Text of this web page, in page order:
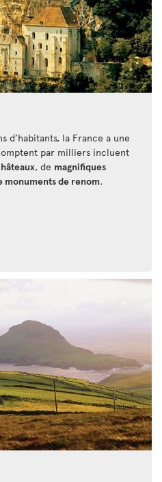
d’habitants, la France a une
par milliers incluent
, de magnifiques
monuments de renom.